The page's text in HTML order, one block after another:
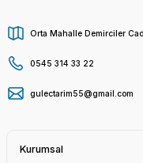
Orta Mahalle Demirciler
0545 314 33 22
gulectarim55@gmail.com
Kurumsal